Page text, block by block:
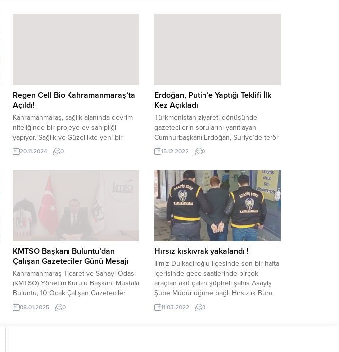
Regen Cell Bio Kahramanmaraş’ta
Açıldı!
Kahramanmaraş, sağlık alanında devrim
niteliğinde bir projeye ev sahipliği
yapıyor. Sağlık ve Güzellikte yeni bir
dönem başlıyorDermatoloji, kök hücre
tedavileri ve estetik alanlarında
“Luxury Wellbeing” konseptiyle
bir açılış töreniyle hizmete girdi.
Türkiye’de ilk kez bu konseptle hizmet
20.11.2024 0
Erdoğan, Putin’e Yaptığı Teklifi İlk
Kez Açıkladı
Türkmenistan ziyareti dönüşünde
gazetecilerin sorularını yanıtlayan
Cumhurbaşkanı Erdoğan, Suriye’de terör
örgütü unsurlarına yönelik
gerçekleştirilecek olası kara harekatı
Cumhurbaşkanı Recep Tayyip Erdoğan,
Türkmenistan’da düzenlenen Türkiye-
Azerbaycan-Türkmenistan Devlet
Başkanları Zirvesi dönüşünde uçakta
gazetecilerin sorularını yanıtladı ve
gündeme ilişkin açıklamalarda bulundu.
PUTİN’E “ÜÇLÜ ADIM ATALIM” TEKLİFİ
Suriye’nin kuzeyine düzenlenecek olası
bir...
15.12.2022 0
KMTSO Başkanı Buluntu’dan
Çalışan Gazeteciler Günü Mesajı
Kahramanmaraş Ticaret ve Sanayi Odası
(KMTSO) Yönetim Kurulu Başkanı Mustafa
Buluntu, 10 Ocak Çalışan Gazeteciler
Günü münasebetiyle kutlama mesajı
yayınlayarak, gazetecilerin toplumun
08.01.2025 0
Hırsız kıskıvrak yakalandı !
İlimiz Dulkadiroğlu ilçesinde son bir hafta
içerisinde gece saatlerinde birçok
araçtan akü çalan şüpheli şahıs Asayiş
Şube Müdürlüğüne bağlı Hırsızlık Büro
Amirliği ekipleri tarafından yakalandı.
11.03.2022 0